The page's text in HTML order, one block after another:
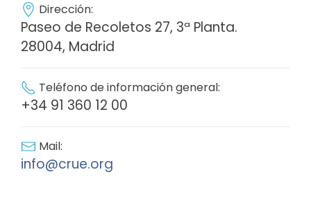
Dirección:
Paseo de Recoletos 27, 3ª Planta.
28004, Madrid
Teléfono de información general:
+34 91 360 12 00
Mail:
info@crue.org